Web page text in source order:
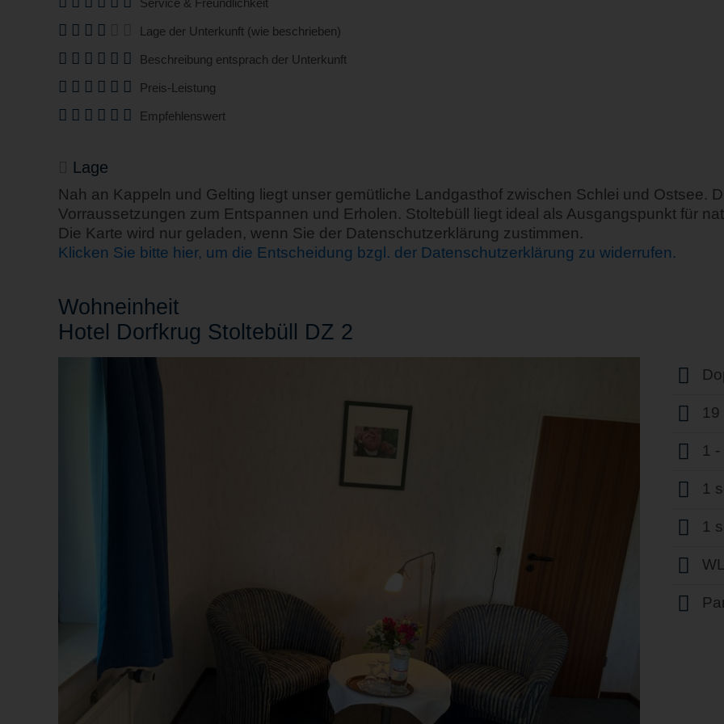
Lage der Unterkunft (wie beschrieben)
Beschreibung entsprach der Unterkunft
Preis-Leistung
Empfehlenswert
Lage
Nah an Kappeln und Gelting liegt unser gemütliche Landgasthof zwischen Schlei und Ostsee.
Vorraussetzungen zum Entspannen und Erholen. Stoltebüll liegt ideal als Ausgangspunkt für
Die Karte wird nur geladen, wenn Sie der Datenschutzerklärung zustimmen.
Klicken Sie bitte hier, um die Entscheidung bzgl. der Datenschutzerklärung zu widerrufen.
Wohneinheit
Hotel Dorfkrug Stoltebüll DZ 2
19
1
1
1